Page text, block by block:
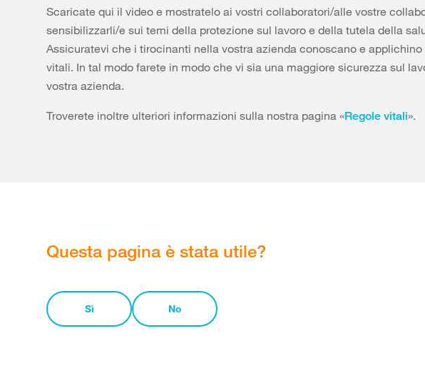
Scaricate qui il video e mostratelo ai vostri collaboratori/alle vostre
sensibilizzarli/e sui temi della protezione sul lavoro e della tutela della
Assicuratevi che i tirocinanti nella vostra azienda conoscano e applichino
vitali. In tal modo farete in modo che vi sia una maggiore sicurezza sul
vostra azienda.
Troverete inoltre ulteriori informazioni sulla nostra pagina «Regole vitali».
Questa pagina è stata utile?
Sì No